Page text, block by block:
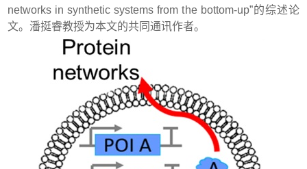
networks in synthetic systems from the bottom-up”的综述论
文。潘挺睿教授为本文的共同通讯作者。